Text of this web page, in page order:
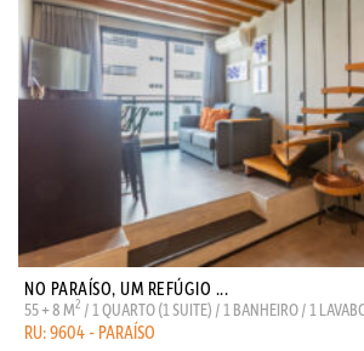
NO PARAÍSO, UM REFÚGIO ...
55 + 8 M2 / 1 QUARTO (1 SUITE) / 1 BANHEIRO / 1
RU: 9604 - PARAÍSO